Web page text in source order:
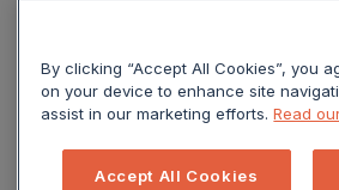
By clicking “Accept All Cookies”, you
on your device to enhance site
assist in our marketing efforts.Read
Accept All Cookies